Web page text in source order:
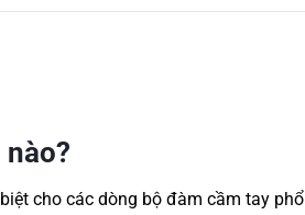
cho các dòng bộ đàm cầm tay